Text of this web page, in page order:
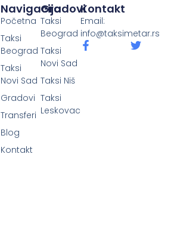
Gradovi
Taksi
Beograd
Taksi
Novi Sad
Taksi Niš
Taksi
Leskovac
Navigacija
Početna
Taksi
Beograd
Taksi
Novi Sad
Gradovi
Transferi
Blog
Kontakt
Kontakt
Email:
info@taksimetar.rs